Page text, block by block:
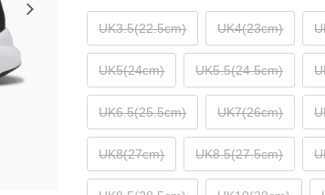
UK3.5(22.5cm) UK4(23cm)
UK5(24cm) UK5.5(24.5cm)
UK6.5(25.5cm) UK7(26cm)
UK8(27cm) UK8.5(27.5cm)